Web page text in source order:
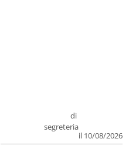
di
segreteria
il 10/08/2026